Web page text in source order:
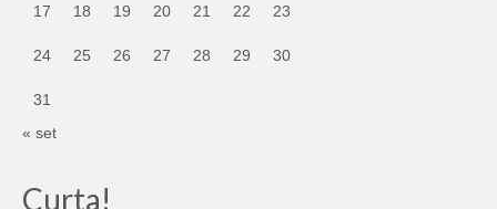
17 18 19 20 21 22 23
24 25 26 27 28 29 30
31
« set
Curta!